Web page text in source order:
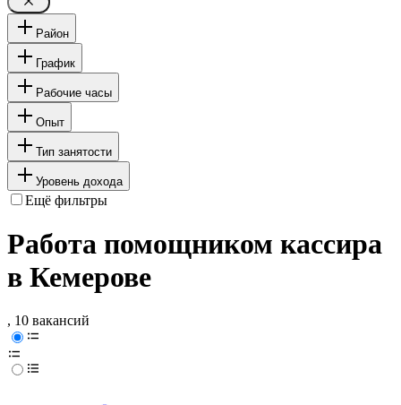
Район
График
Рабочие часы
Опыт
Тип занятости
Уровень дохода
Ещё фильтры
Работа помощником кассира
в Кемерове
, 10 вакансий